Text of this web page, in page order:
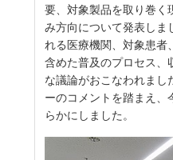
要、対象製品を取り巻く
み方向について発表しま
れる医療機関、対象患者
含めた普及のプロセス、
な議論がおこなわれまし
ーのコメントを踏まえ、
らかにしました。